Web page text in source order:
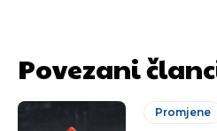
Povezani
Promjene